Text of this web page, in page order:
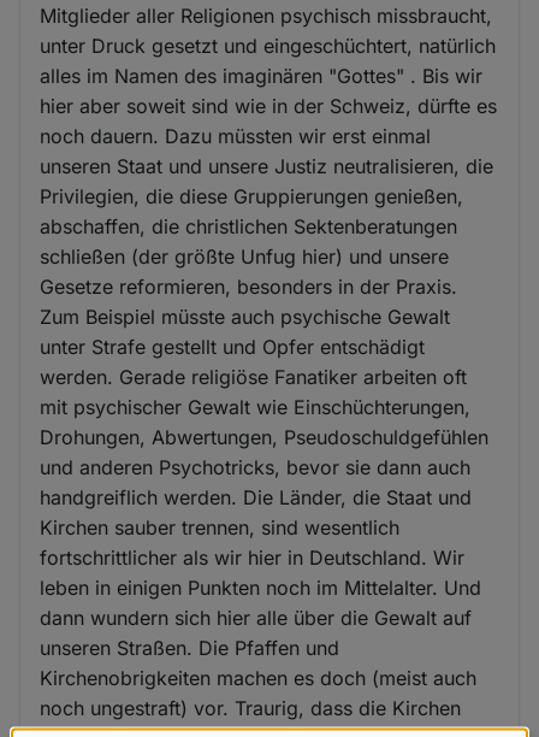
Mitglieder aller Religionen psychisch missbraucht,
unter Druck gesetzt und eingeschüchtert, natürlich
alles im Namen des imaginären "Gottes" . Bis wir
hier aber soweit sind wie in der Schweiz, dürfte es
noch dauern. Dazu müssten wir erst einmal
unseren Staat und unsere Justiz neutralisieren, die
Privilegien, die diese Gruppierungen genießen,
abschaffen, die christlichen Sektenberatungen
schließen (der größte Unfug hier) und unsere
Gesetze reformieren, besonders in der Praxis.
Zum Beispiel müsste auch psychische Gewalt
unter Strafe gestellt und Opfer entschädigt
werden. Gerade religiöse Fanatiker arbeiten oft
mit psychischer Gewalt wie Einschüchterungen,
Drohungen, Abwertungen, Pseudoschuldgefühlen
und anderen Psychotricks, bevor sie dann auch
handgreiflich werden. Die Länder, die Staat und
Kirchen sauber trennen, sind wesentlich
fortschrittlicher als wir hier in Deutschland. Wir
leben in einigen Punkten noch im Mittelalter. Und
dann wundern sich hier alle über die Gewalt auf
unseren Straßen. Die Pfaffen und
Kirchenobrigkeiten machen es doch (meist auch
noch ungestraft) vor. Traurig, dass die Kirchen